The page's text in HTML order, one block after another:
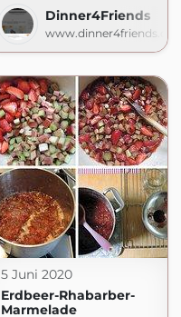
Dinner4Friends
www.dinner4friends.de
5 Juni 2020
Erdbeer-Rhabarber-
Marmelade